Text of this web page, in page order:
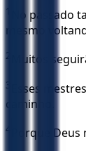
1
No passado
mesmo
2 Muitos
3
Esses
caminho.
4 Porque